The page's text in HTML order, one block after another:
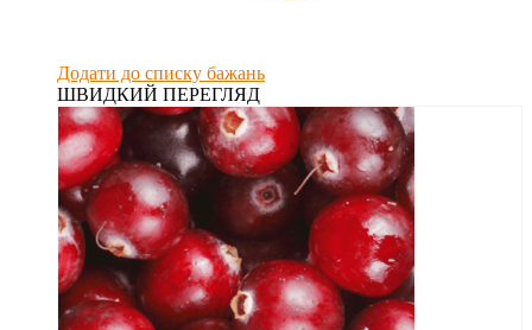
Додати до списку бажань
ШВИДКИЙ ПЕРЕГЛЯД